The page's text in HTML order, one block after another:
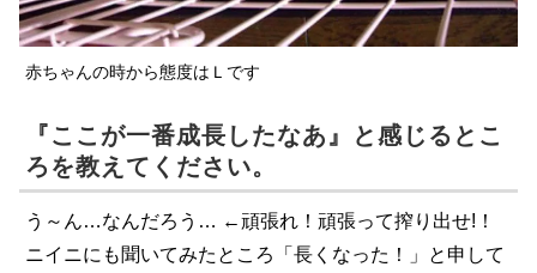
赤ちゃんの時から態度はＬです
『ここが一番成長したなあ』と感じるとこ
ろを教えてください。
う～ん…なんだろう… ←頑張れ！頑張って搾り出せ!！
ニイニにも聞いてみたところ「長くなった！」と申して